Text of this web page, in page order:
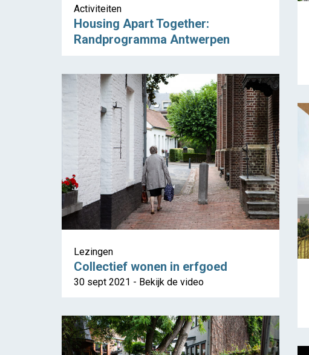
Activiteiten
Housing Apart Together:
Randprogramma Antwerpen
Lezingen
Collectief wonen in erfgoed
30 sept 2021 - Bekijk de video